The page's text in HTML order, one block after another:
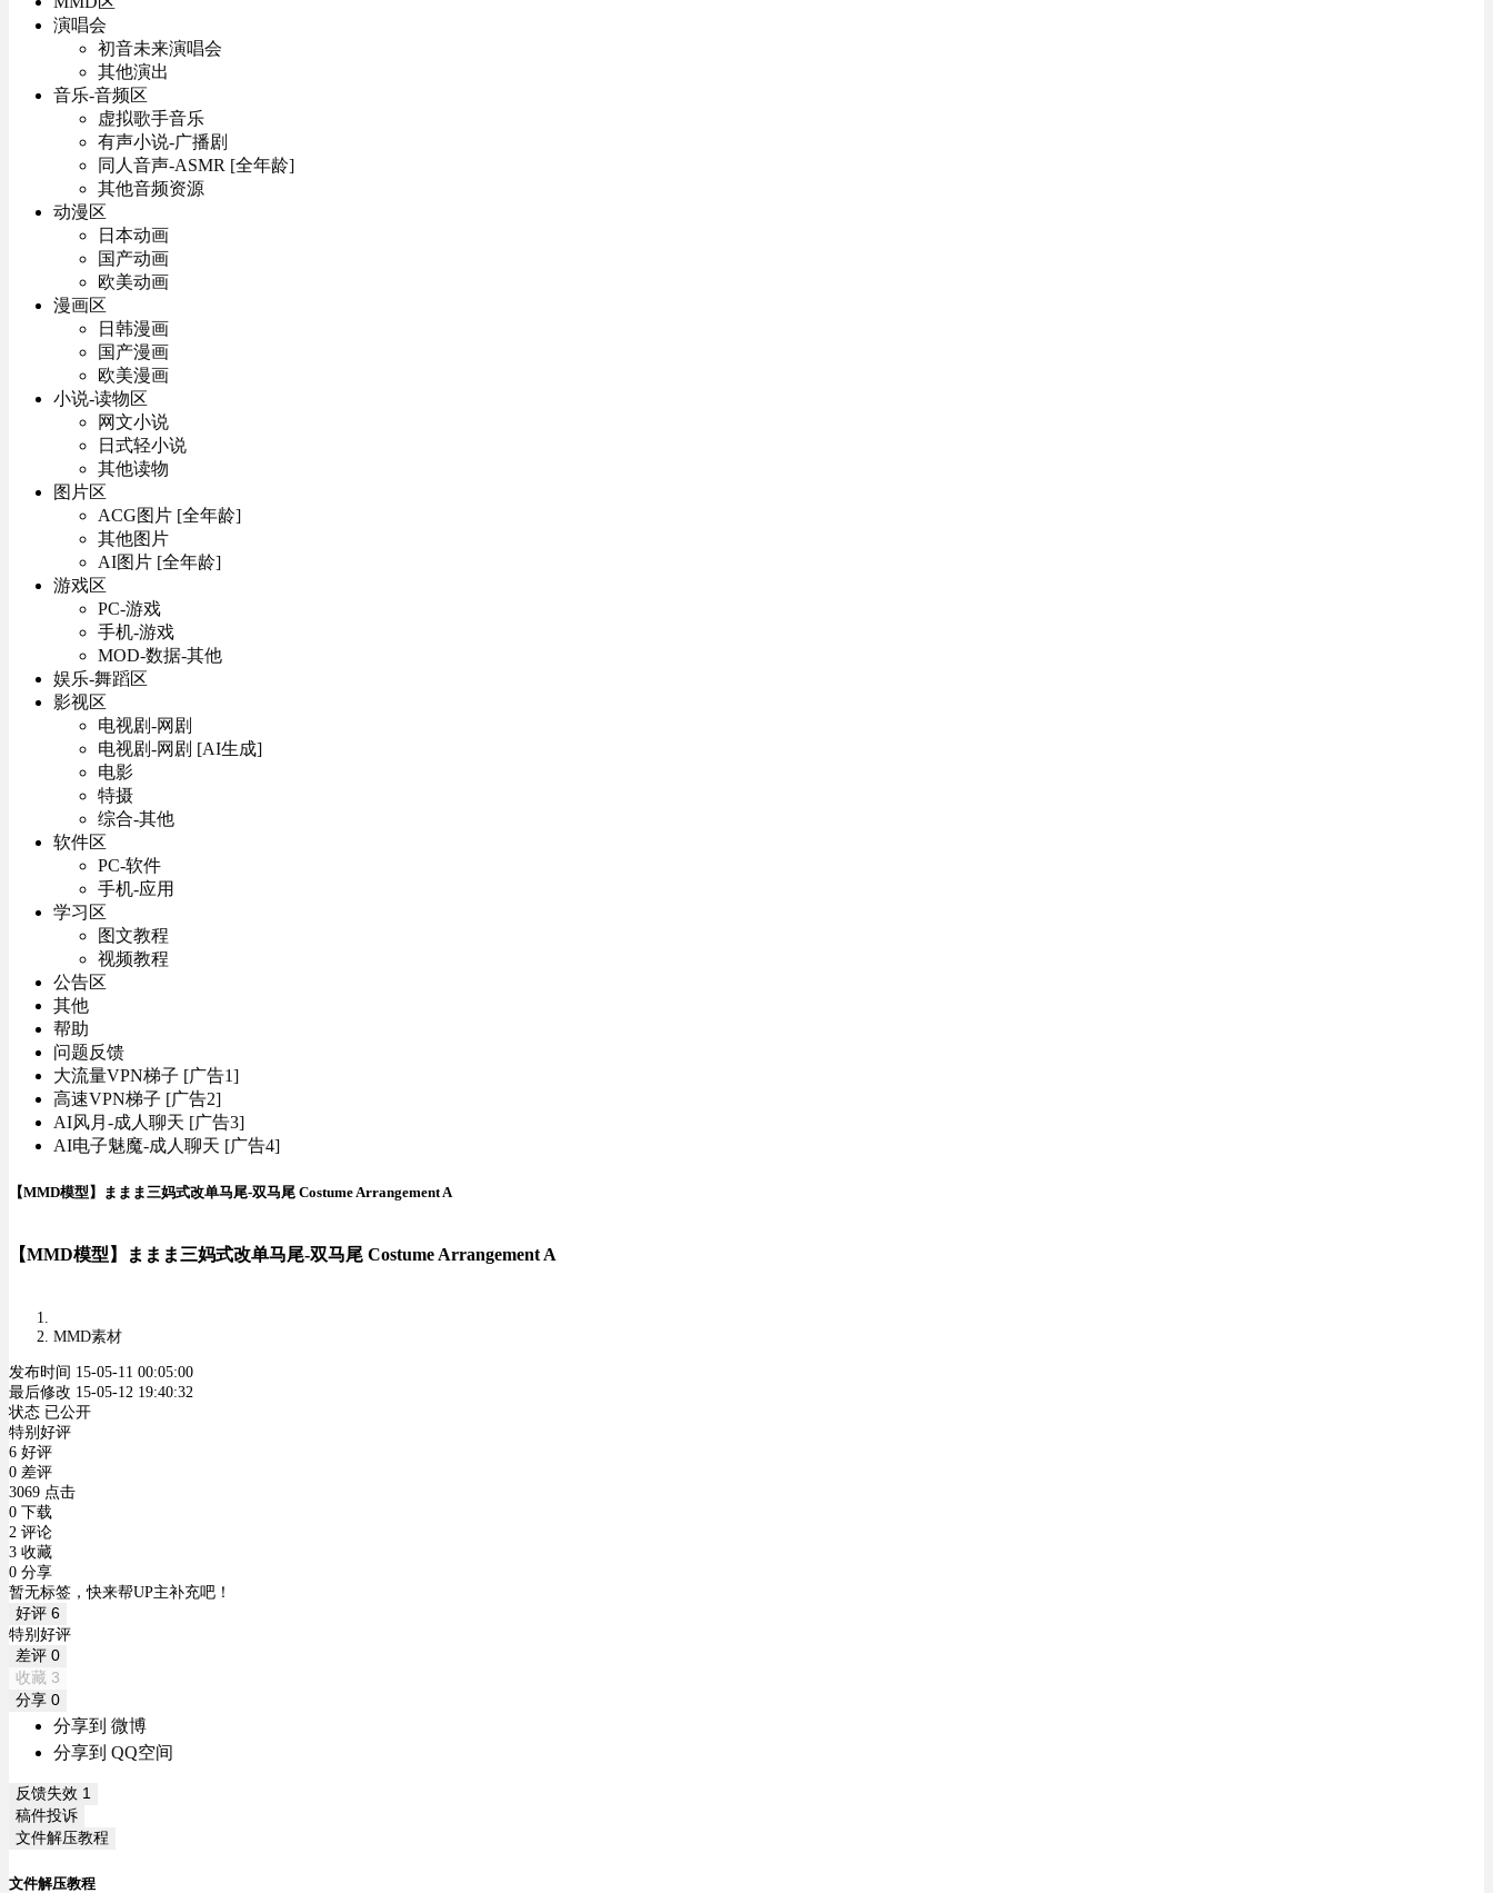
演唱会
初音未来演唱会
其他演出
音乐-音频区
虚拟歌手音乐
有声小说-广播剧
同人音声-ASMR [全年龄]
其他音频资源
动漫区
日本动画
国产动画
欧美动画
漫画区
日韩漫画
国产漫画
欧美漫画
小说-读物区
网文小说
日式轻小说
其他读物
图片区
ACG图片 [全年龄]
其他图片
AI图片 [全年龄]
游戏区
PC-游戏
手机-游戏
MOD-数据-其他
娱乐-舞蹈区
影视区
电视剧-网剧
电视剧-网剧 [AI生成]
电影
特摄
综合-其他
软件区
PC-软件
手机-应用
学习区
图文教程
视频教程
公告区
其他
帮助
问题反馈
大流量VPN梯子 [广告1]
高速VPN梯子 [广告2]
AI风月-成人聊天 [广告3]
AI电子魅魔-成人聊天 [广告4]
【MMD模型】ままま三妈式改单马尾-双马尾 Costume Arrangement A
【MMD模型】ままま三妈式改单马尾-双马尾 Costume Arrangement A
MMD素材
发布时间 15-05-11 00:05:00
最后修改 15-05-12 19:40:32
状态 已公开
特别好评
6 好评
0 差评
3069 点击
0 下载
2 评论
3 收藏
0 分享
暂无标签，快来帮UP主补充吧！
好评 6
特别好评
差评 0
收藏 3
分享 0
分享到 微博
分享到 QQ空间
反馈失效 1
稿件投诉
文件解压教程
文件解压教程